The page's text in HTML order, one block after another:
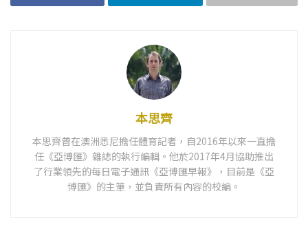
本思齊
本思齊曾在澳洲悉尼擔任體育記者，自2016年以來一直擔
任《亞博匯》雜誌的執行編輯。他於2017年4月協助推出
了行業領先的每日電子通訊《亞博匯早報》，目前是《亞
博匯》的主筆，並負責所有內容的校編。